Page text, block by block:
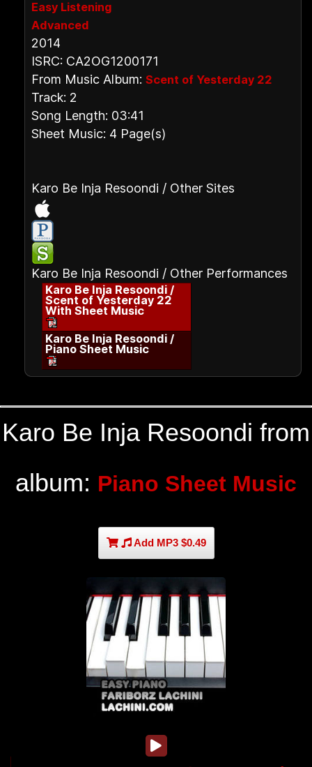
Easy Listening
Advanced
2014
ISRC: CA2OG1200171
From Music Album: Scent of Yesterday 22
Track: 2
Song Length: 03:41
Sheet Music: 4 Page(s)
Karo Be Inja Resoondi / Other Sites
Karo Be Inja Resoondi / Other Performances
Karo Be Inja Resoondi /
Scent of Yesterday 22
With Sheet Music
Karo Be Inja Resoondi /
Piano Sheet Music
Karo Be Inja Resoondi from
album: Piano Sheet Music
Add MP3 $0.49